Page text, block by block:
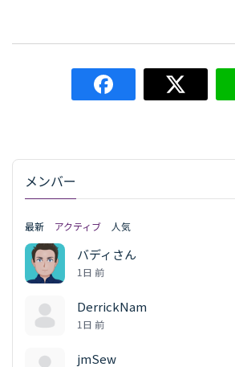
メンバー
最新 アクティブ 人気
バディさん
1日 前
DerrickNam
1日 前
jmSew